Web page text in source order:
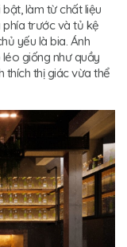
làm từ chất liệu
trước và tủ kệ
yếu là bia. Ánh
giống như quầy
thích thị giác vừa thể